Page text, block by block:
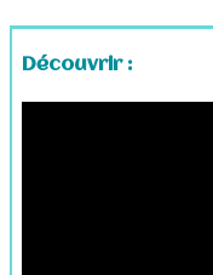
Croquis au
Découvrir :